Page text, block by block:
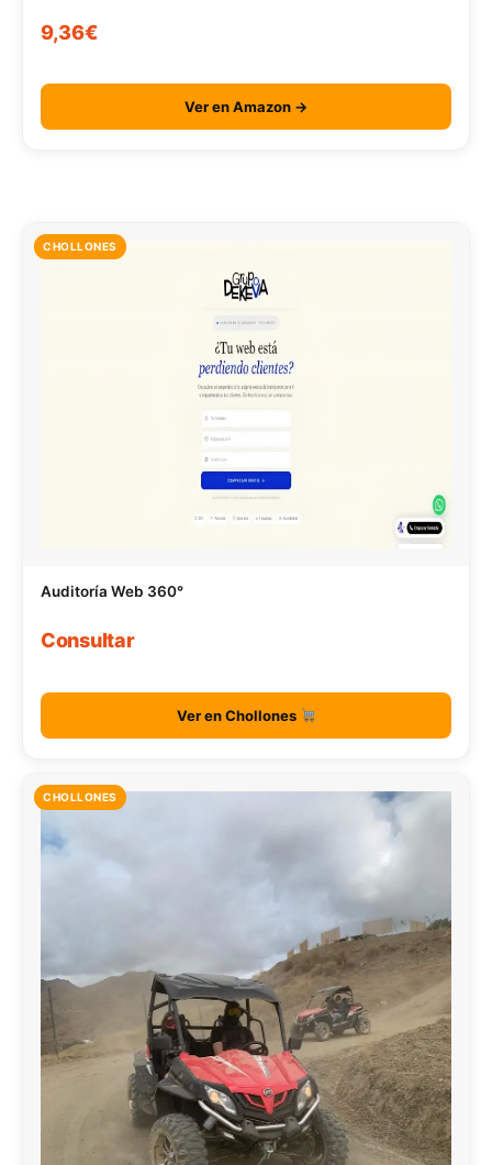
9,36€
Ver en Amazon →
CHOLLONES
Auditoría Web 360°
Consultar
Ver en Chollones
CHOLLONES